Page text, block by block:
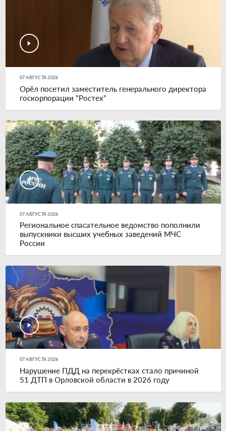
07 АВГУСТА 2026
Орёл посетил заместитель генерального директора
госкорпорации "Ростех"
07 АВГУСТА 2026
Региональное спасательное ведомство пополнили
выпускники высших учебных заведений МЧС
России
07 АВГУСТА 2026
Нарушение ПДД на перекрёстках стало причиной
51 ДТП в Орловской области в 2026 году